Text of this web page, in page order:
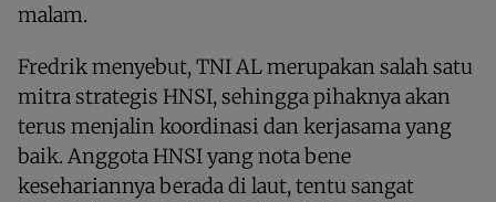
malam.
Fredrik menyebut, TNI AL merupakan salah satu
mitra strategis HNSI, sehingga pihaknya akan
terus menjalin koordinasi dan kerjasama yang
baik. Anggota HNSI yang nota bene
kesehariannya berada di laut, tentu sangat